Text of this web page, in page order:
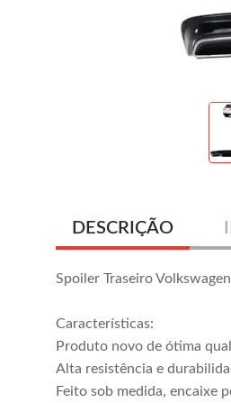
DESCRIÇÃO
Spoiler Traseiro
Características:
Produto novo de ótima
Alta resistência e
Feito sob medida, encaixe